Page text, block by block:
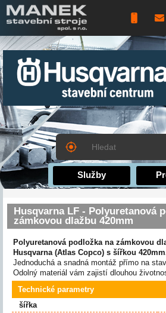
Služby
Husqvarna LF - Polyuretanová
zámkovou dlažbu 420mm
Polyuretanová podložka na zámkovou
Husqvarna (Atlas Copco) s šířkou
Jednoduchá a snadná montáž přímo na
Odolný materiál vám zajistí dlouhou
Technické parametry
šířka